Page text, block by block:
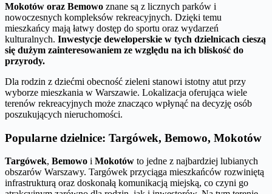
Mokotów oraz Bemowo znane są z licznych parków i
nowoczesnych kompleksów rekreacyjnych. Dzięki temu
mieszkańcy mają łatwy dostęp do sportu oraz wydarzeń
kulturalnych. Inwestycje deweloperskie w tych dzielnicach cieszą
się dużym zainteresowaniem ze względu na ich bliskość do
przyrody.
Dla rodzin z dziećmi obecność zieleni stanowi istotny atut przy
wyborze mieszkania w Warszawie. Lokalizacja oferująca wiele
terenów rekreacyjnych może znacząco wpłynąć na decyzję osób
poszukujących nieruchomości.
Popularne dzielnice: Targówek, Bemowo, Mokotów
Targówek, Bemowo i Mokotów to jedne z najbardziej lubianych
obszarów Warszawy. Targówek przyciąga mieszkańców rozwiniętą
infrastrukturą oraz doskonałą komunikacją miejską, co czyni go